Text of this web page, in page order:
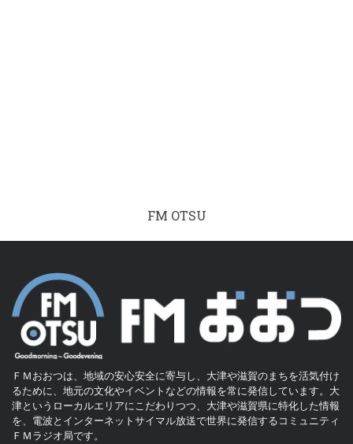
FM OTSU
ＦＭおおつは、地域の安心安全に寄与し、大津や滋賀のまちを活気付け
るために、地元の文化やイベントなどの情報を常に発信しています。大
津というローカルエリアにこだわりつつ、大津や滋賀県に特化した情報
を、電波とインターネットサイマル放送で世界に発信するコミュニティ
ＦＭラジオ局です。